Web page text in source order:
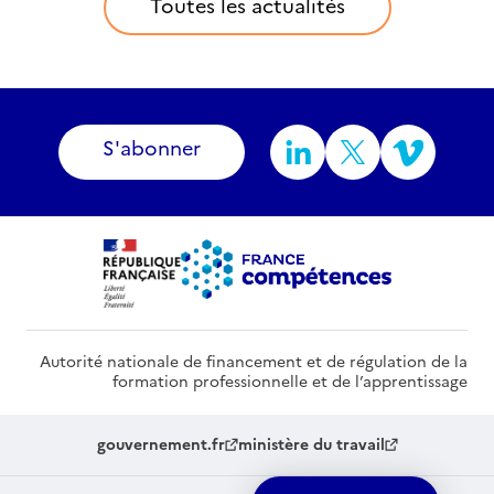
Toutes les actualités
S'abonner
Autorité nationale de financement et de régulation de la
formation professionnelle et de l’apprentissage
gouvernement.fr ministère du travail